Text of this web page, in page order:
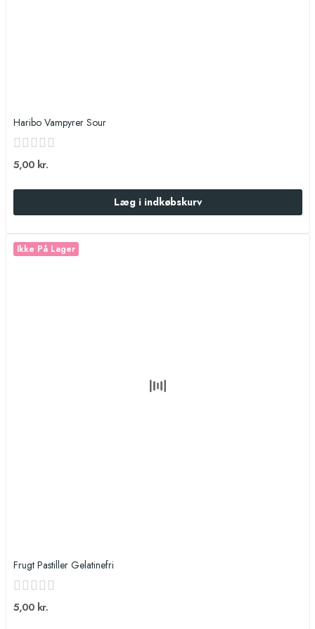
Haribo Vampyrer Sour
5,00 kr.
Læg i indkøbskurv
Ikke På Lager
Frugt Pastiller Gelatinefri
5,00 kr.